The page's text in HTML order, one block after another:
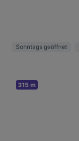
Sonntags geöffnet
315 m